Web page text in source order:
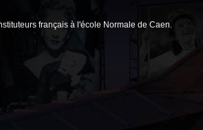
français à l'école Normale de Caen.